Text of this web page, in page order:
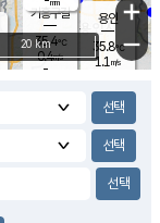
용인
35.8℃
1.1 m/s
기흥구갈
35.4℃
0.4m/s
-
+
−
20 km